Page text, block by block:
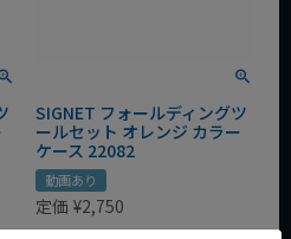
SIGNET フォールディングツ
ールセット オレンジ カラー
ケース 22082
動画あり
定価 ¥2,750